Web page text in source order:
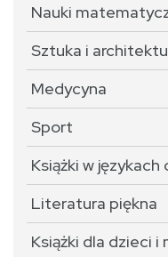
Nauki
Sztuka i
Medycyna
Sport
Książki w językach
Literatura piękna
Książki dla dzieci i